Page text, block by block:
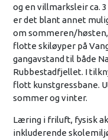
og en villmarksleir ca.
er det blant annet
om sommeren/
flotte skiløyper på
gangavstand til både
Rubbestadfjellet. I
flott kunstgressbane.
sommer og vinter.
Læring i friluft, fysisk
inkluderende